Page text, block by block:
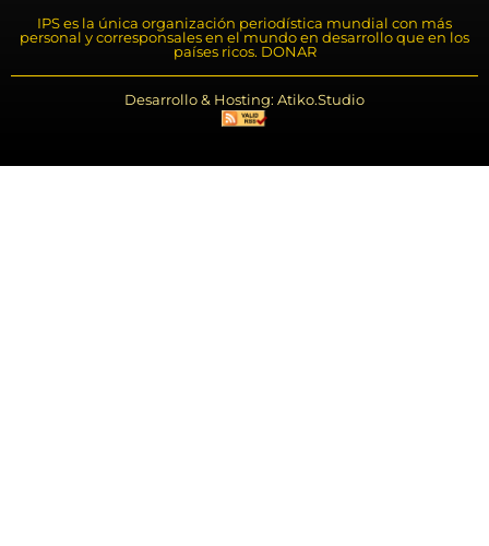
IPS es la única organización periodística mundial con más
personal y corresponsales en el mundo en desarrollo que en los
países ricos. DONAR
Desarrollo & Hosting: Atiko.Studio